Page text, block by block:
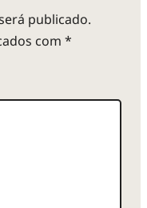
publicado.
com *